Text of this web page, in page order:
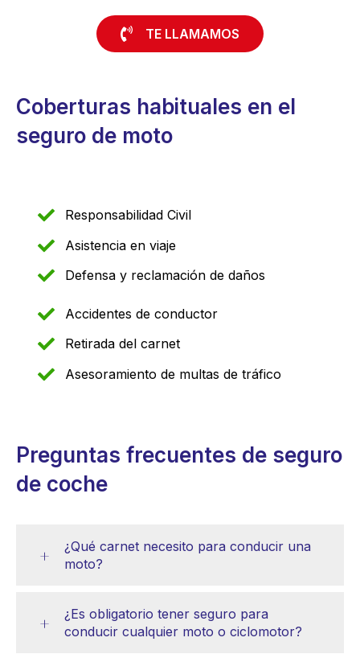
TE LLAMAMOS
Coberturas habituales en el
seguro de moto
Responsabilidad Civil
Asistencia en viaje
Defensa y reclamación de daños
Accidentes de conductor
Retirada del carnet
Asesoramiento de multas de tráfico
Preguntas frecuentes de seguro
de coche
¿Qué carnet necesito para conducir una
moto?
¿Es obligatorio tener seguro para
conducir cualquier moto o ciclomotor?